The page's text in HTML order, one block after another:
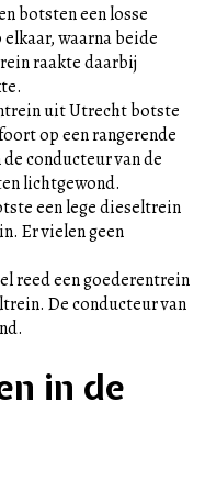
botsten een losse
waarna beide
raakte daarbij
uit Utrecht botste
op een rangerende
conducteur van de
lichtgewond.
een lege dieseltrein
Er vielen geen
reed een goederentrein
De conducteur van
in de